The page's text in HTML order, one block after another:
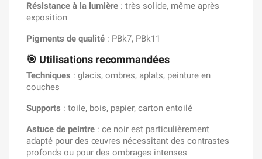
Résistance à la lumière : très solide, même après
exposition
Pigments de qualité : PBk7, PBk11
🎯 Utilisations recommandées
Techniques : glacis, ombres, aplats, peinture en
couches
Supports : toile, bois, papier, carton entoilé
Astuce de peintre : ce noir est particulièrement
adapté pour des œuvres nécessitant des contrastes
profonds ou pour des ombrages intenses